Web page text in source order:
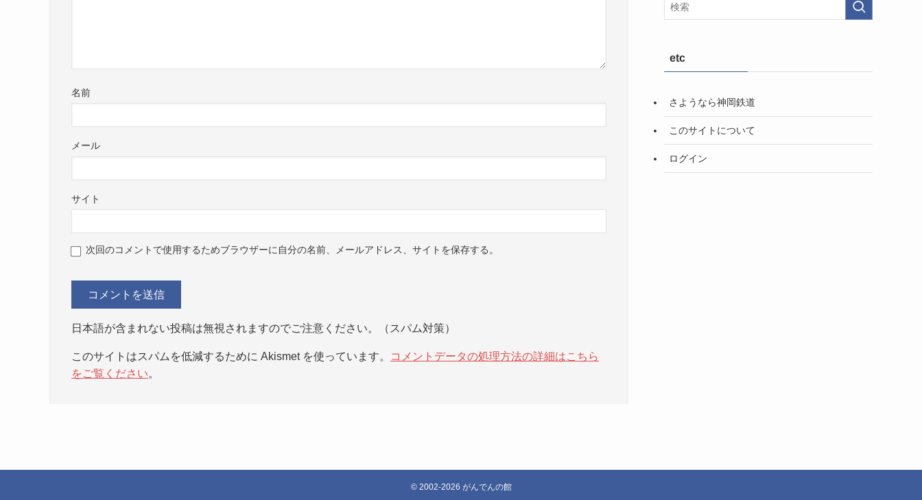
名前
メール
サイト
次回のコメントで使用するためブラウザーに自分の名前、メールアドレス、サイトを保存する。
日本語が含まれない投稿は無視されますのでご注意ください。（スパム対策）
このサイトはスパムを低減するために Akismet を使っています。
コメントデータの処理方法の詳細はこちら
をご覧ください。
事
etc
さようなら神岡鉄道
このサイトについて
ログイン
©2002-2026 がんでんの館